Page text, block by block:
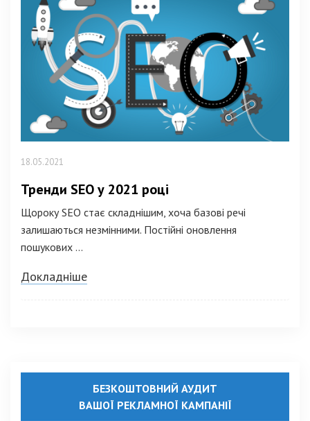
18.05.2021
Тренди SEO у 2021 році
Щороку SEO стає складнішим, хоча базові речі
залишаються незмінними. Постійні оновлення
пошукових ...
Докладніше
БЕЗКОШТОВНИЙ АУДИТ
ВАШОЇ РЕКЛАМНОЇ КАМПАНІЇ